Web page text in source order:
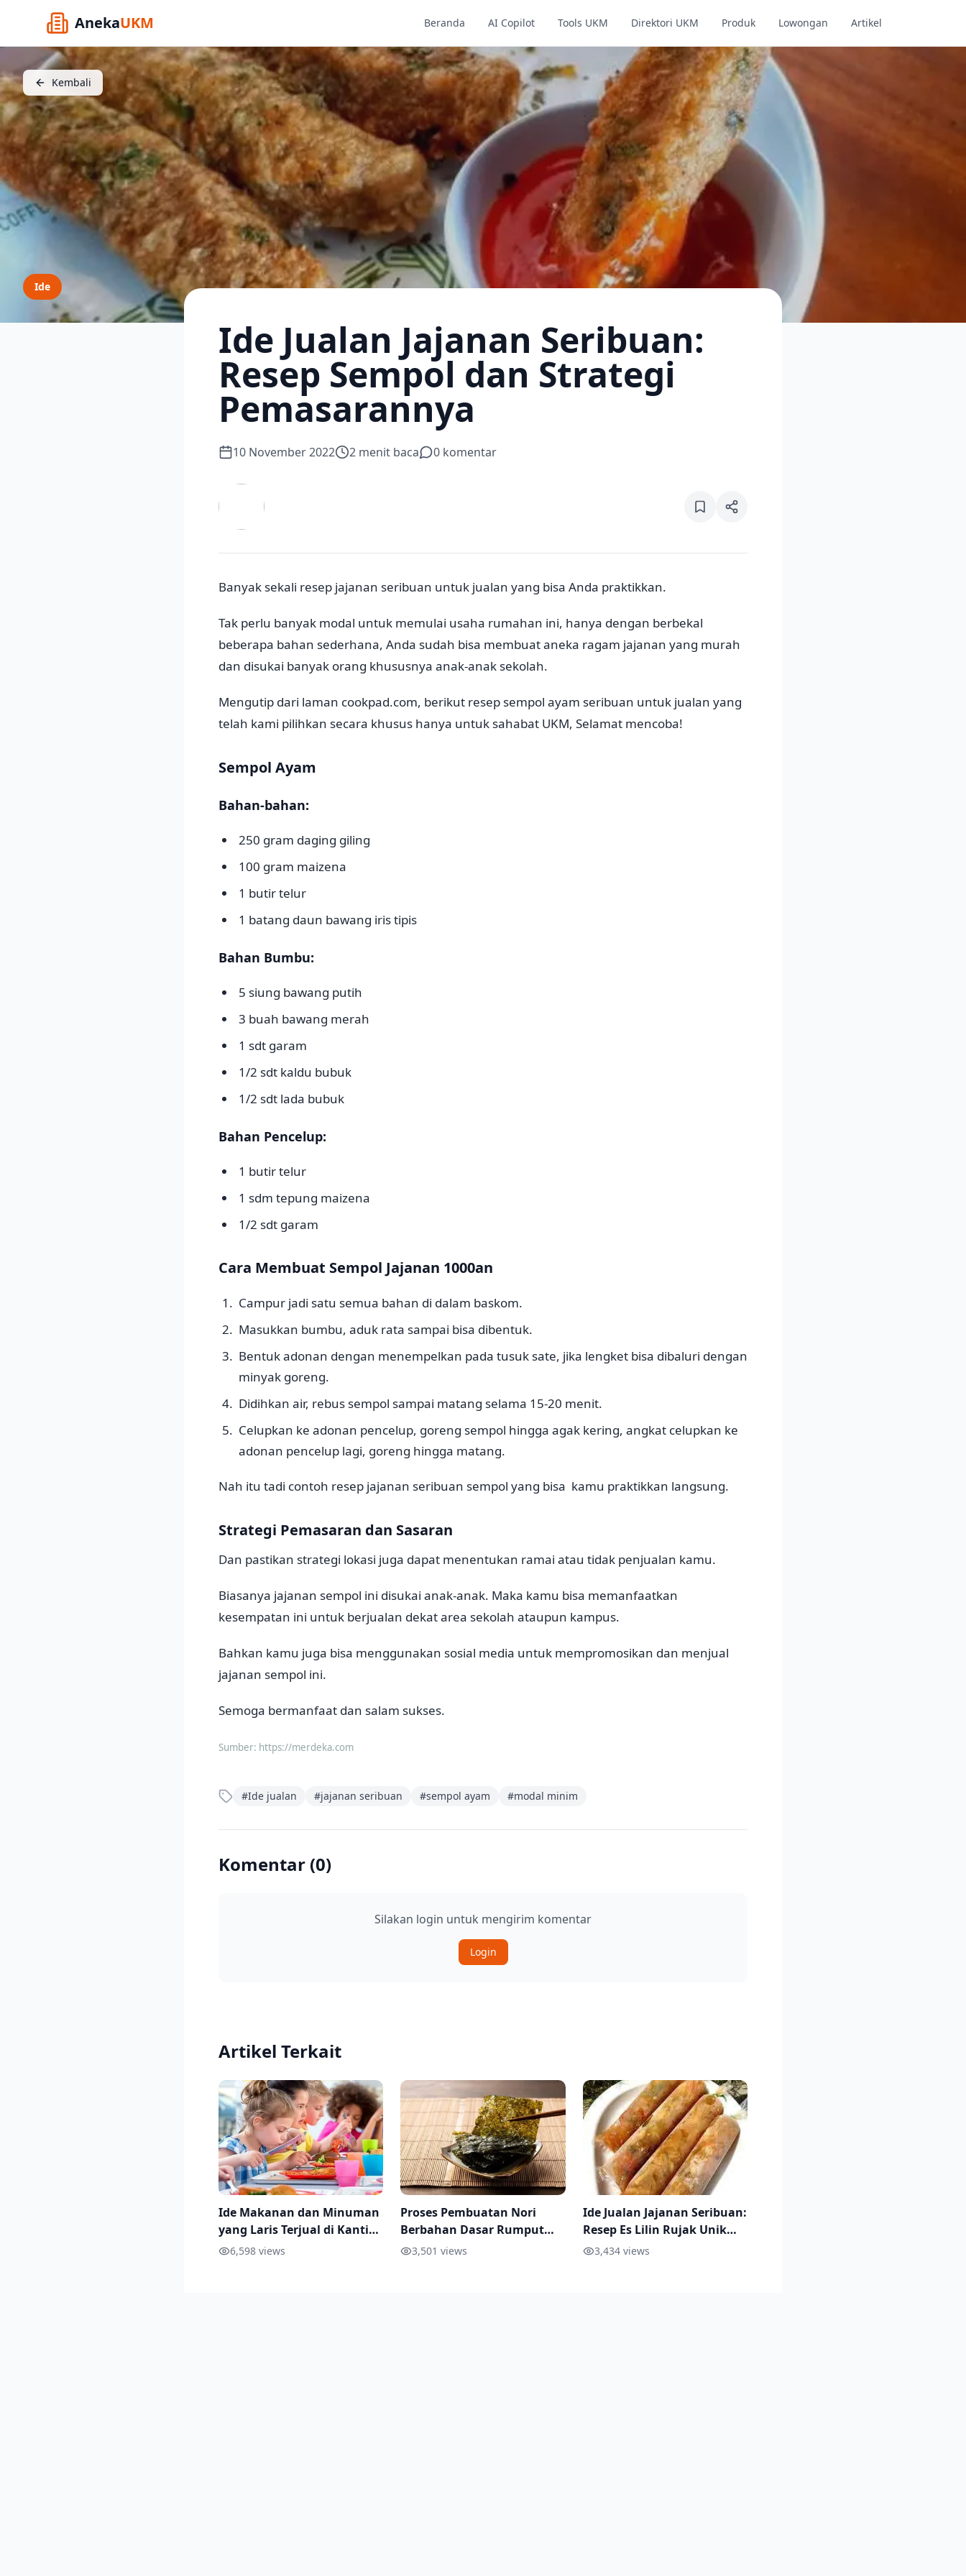
AnekaUKM Beranda AI Copilot Tools UKM Direktori UKM Produk Lowongan Artikel
Kembali
Ide
Ide Jualan Jajanan Seribuan:
Resep Sempol dan Strategi
Pemasarannya
10 November 2022 2 menit baca 0 komentar
Banyak sekali resep jajanan seribuan untuk jualan yang bisa Anda praktikkan.
Tak perlu banyak modal untuk memulai usaha rumahan ini, hanya dengan berbekal
beberapa bahan sederhana, Anda sudah bisa membuat aneka ragam jajanan yang murah
dan disukai banyak orang khususnya anak-anak sekolah.
Mengutip dari laman cookpad.com, berikut resep sempol ayam seribuan untuk jualan yang
telah kami pilihkan secara khusus hanya untuk sahabat UKM, Selamat mencoba!
Sempol Ayam
Bahan-bahan:
250 gram daging giling
100 gram maizena
1 butir telur
1 batang daun bawang iris tipis
Bahan Bumbu:
5 siung bawang putih
3 buah bawang merah
1 sdt garam
1/2 sdt kaldu bubuk
1/2 sdt lada bubuk
Bahan Pencelup:
1 butir telur
1 sdm tepung maizena
1/2 sdt garam
Cara Membuat Sempol Jajanan 1000an
Campur jadi satu semua bahan di dalam baskom.
Masukkan bumbu, aduk rata sampai bisa dibentuk.
Bentuk adonan dengan menempelkan pada tusuk sate, jika lengket bisa dibaluri dengan
minyak goreng.
Didihkan air, rebus sempol sampai matang selama 15-20 menit.
Celupkan ke adonan pencelup, goreng sempol hingga agak kering, angkat celupkan ke
adonan pencelup lagi, goreng hingga matang.
Nah itu tadi contoh resep jajanan seribuan sempol yang bisa kamu praktikkan langsung.
Strategi Pemasaran dan Sasaran
Dan pastikan strategi lokasi juga dapat menentukan ramai atau tidak penjualan kamu.
Biasanya jajanan sempol ini disukai anak-anak. Maka kamu bisa memanfaatkan
kesempatan ini untuk berjualan dekat area sekolah ataupun kampus.
Bahkan kamu juga bisa menggunakan sosial media untuk mempromosikan dan menjual
jajanan sempol ini.
Semoga bermanfaat dan salam sukses.
Sumber: https://merdeka.com
#Ide jualan #jajanan seribuan #sempol ayam #modal minim
Komentar (0)
Silakan login untuk mengirim komentar
Login
Artikel Terkait
Ide Makanan dan Minuman
yang Laris Terjual di Kantin
Sekolah, Beserta Tipsnya
6,598 views
Proses Pembuatan Nori
Berbahan Dasar Rumput
Laut
3,501 views
Ide Jualan Jajanan Seribuan:
Resep Es Lilin Rujak Unik
dan Diminati
3,434views